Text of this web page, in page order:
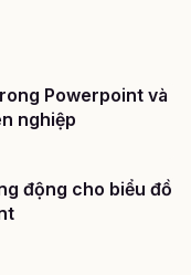
Powerpoint và
nghiệp
động cho biểu đồ